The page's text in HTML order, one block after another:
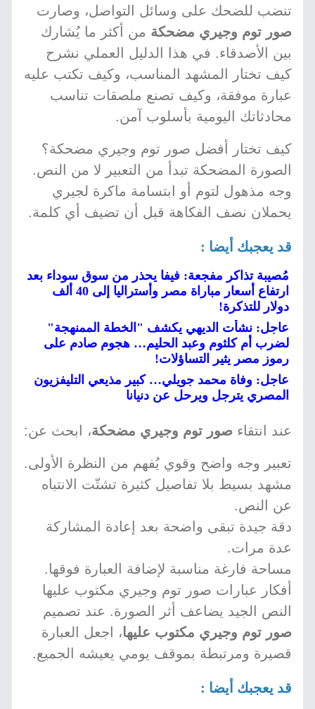
تنضب للضحك على وسائل التواصل، وصارت
صور توم وجيري مضحكة من أكثر ما يُشارك
بين الأصدقاء. في هذا الدليل العملي نشرح
كيف تختار المشهد المناسب، وكيف تكتب عليه
عبارة موفقة، وكيف تصنع ملصقات تناسب
محادثاتك اليومية بأسلوب آمن.
كيف تختار أفضل صور توم وجيري مضحكة؟
الصورة المضحكة تبدأ من التعبير لا من النص.
وجه مذهول لتوم أو ابتسامة ماكرة لجيري
يحملان نصف الفكاهة قبل أن تضيف أي كلمة.
قد يعجبك أيضا :
مُصيبة تذاكر مفجعة: فيفا يحذر من سوق سوداء بعد
ارتفاع أسعار مباراة مصر وأستراليا إلى 40 ألف
دولار للتذكرة!
عاجل: نشأت الديهي يكشف "الخطة الممنهجة"
لضرب أم كلثوم وعبد الحليم… هجوم صادم على
رموز مصر يثير التساؤلات!
عاجل: وفاة محمد جويلي… كبير مذيعي التليفزيون
المصري يترجل ويرحل عن دنيانا
عند انتقاء صور توم وجيري مضحكة، ابحث عن:
تعبير وجه واضح وقوي يُفهم من النظرة الأولى.
مشهد بسيط بلا تفاصيل كثيرة تشتّت الانتباه
عن النص.
دقة جيدة تبقى واضحة بعد إعادة المشاركة
عدة مرات.
مساحة فارغة مناسبة لإضافة العبارة فوقها.
أفكار عبارات صور توم وجيري مكتوب عليها
النص الجيد يضاعف أثر الصورة. عند تصميم
صور توم وجيري مكتوب عليها، اجعل العبارة
قصيرة ومرتبطة بموقف يومي يعيشه الجميع.
قد يعجبك أيضا :